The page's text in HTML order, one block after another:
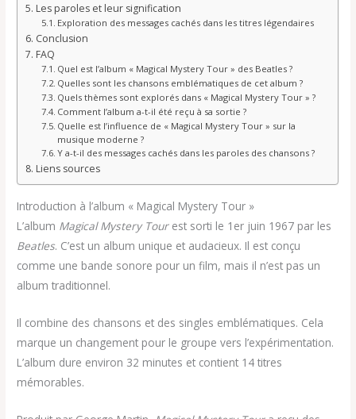
Les paroles et leur signification
Exploration des messages cachés dans les titres légendaires
Conclusion
FAQ
Quel est l’album « Magical Mystery Tour » des Beatles ?
Quelles sont les chansons emblématiques de cet album ?
Quels thèmes sont explorés dans « Magical Mystery Tour » ?
Comment l’album a-t-il été reçu à sa sortie ?
Quelle est l’influence de « Magical Mystery Tour » sur la
musique moderne ?
Y a-t-il des messages cachés dans les paroles des chansons ?
Liens sources
Introduction à l’album « Magical Mystery Tour »
L’album Magical Mystery Tourest sorti le 1er juin 1967 par les
Beatles. C’est un album unique et audacieux. Il est conçu
comme une bande sonore pour un film, mais il n’est pas un
album traditionnel.
Il combine des chansons et des singles emblématiques. Cela
marque un changement pour le groupe vers l’expérimentation.
L’album dure environ 32 minutes et contient 14 titres
mémorables.